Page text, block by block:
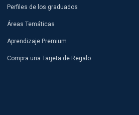
Perfiles de los graduados
Áreas Temáticas
Aprendizaje Premium
Compra una Tarjeta de Regalo